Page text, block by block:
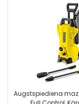
Augstspiediena